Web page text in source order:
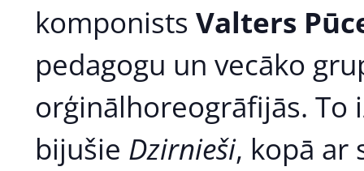
komponists Valters
pedagogu un vecāko
orģinālhoreogrāfijās. To
bijušie Dzirnieši, kopā ar